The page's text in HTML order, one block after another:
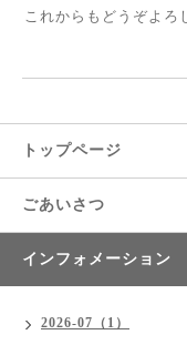
これからもどうぞよろ
トップページ
ごあいさつ
インフォメーション
2026-07（1）